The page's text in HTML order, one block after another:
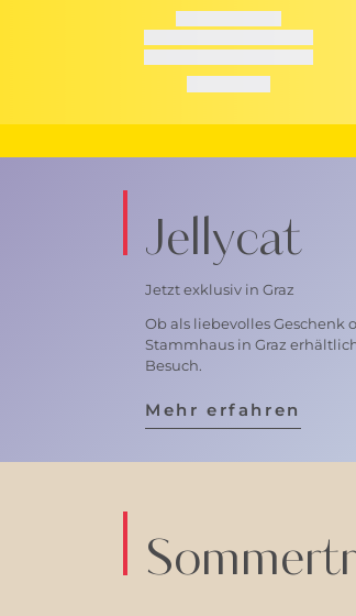
Jellycat
Jetzt exklusiv in Graz
Ob als liebevolles Geschenk
Stammhaus in Graz
Besuch.
Mehr erfahren